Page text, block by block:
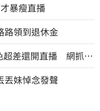
暴瘦直播
領到退休金
超差還開直播 網抓這
妹悼念發聲